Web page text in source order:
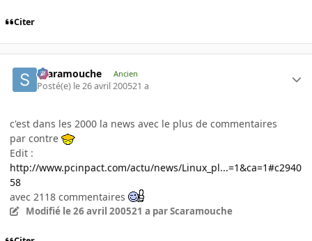
Citer
Scaramouche Ancien
Posté(e) le 26 avril 200521 a
c'est dans les 2000 la news avec le plus de commentaires
par contre
Edit :
http://www.pcinpact.com/actu/news/Linux_pl...=1&ca=1#c2940
58
avec 2118 commentaires
Modifié le 26 avril 200521 a par Scaramouche